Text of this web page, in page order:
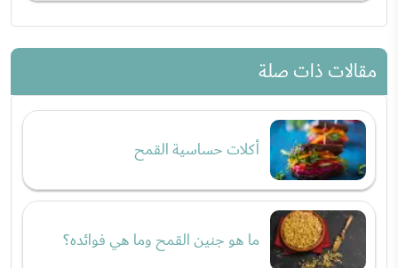
مقالات ذات صلة
أكلات حساسية القمح
ما هو جنين القمح وما هي فوائده؟